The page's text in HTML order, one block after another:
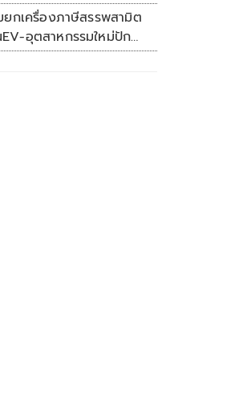
ยกเครื่องภาษีสรรพสามิต
อุตสาหกรรมใหม่ปัก